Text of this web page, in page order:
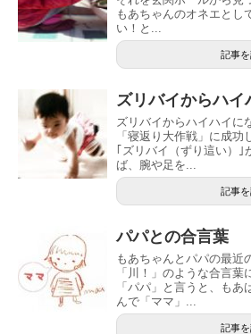
もあちゃんのオネエとし
い！と...
記事
ズリバイからハイ
ズリバイからハイハイに
「寝返り大作戦」に成功
｢ズリバイ（ずり這い）｣
ば、腕や足を...
記事
パパとの合言葉
もあちゃんとパパの最近
「川！」のような合言
「パパ」と言うと、も
んで「ママ」...
記事